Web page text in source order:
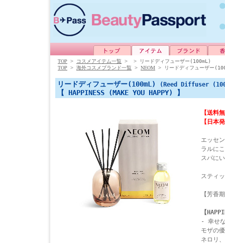
TOP > コスメアイテム一覧 > > リードディフューザー(100mL)
TOP > 海外コスメブランド一覧 > NEOM > リードディフューザー
リードディフューザー(100mL) (Reed Diffuser
【 HAPPINESS (MAKE YOU HAPPY) 】
【送料
【日本
エッセ
ラルに
スパに
スティ
【芳香
【
- 幸せ
モザの
ネロリ